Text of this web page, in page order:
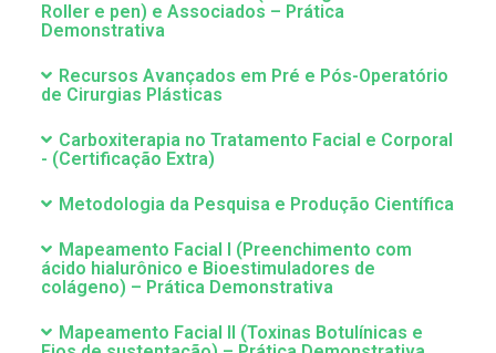
Roller e pen) e Associados – Prática
Demonstrativa
Recursos Avançados em Pré e Pós-Operatório
de Cirurgias Plásticas
Carboxiterapia no Tratamento Facial e Corporal
- (Certificação Extra)
Metodologia da Pesquisa e Produção Científica
Mapeamento Facial I (Preenchimento com
ácido hialurônico e Bioestimuladores de
colágeno) – Prática Demonstrativa
Mapeamento Facial II (Toxinas Botulínicas e